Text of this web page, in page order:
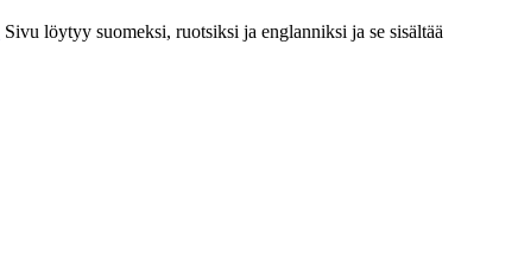
Sivu löytyy suomeksi, ruotsiksi ja englanniksi ja se sisältää